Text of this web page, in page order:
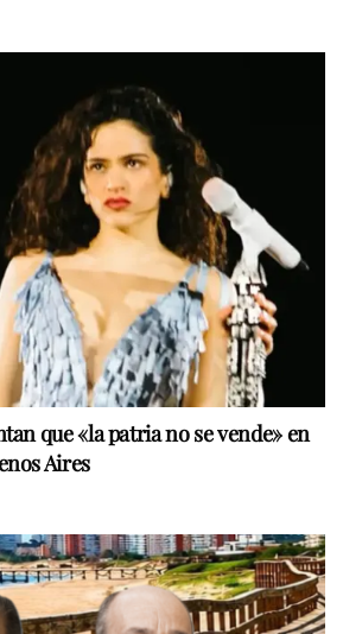
que «la patria no se vende» en
Aires